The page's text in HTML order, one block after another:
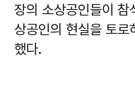
장의 소상공인들이 참
상공인의 현실을 토
했다.